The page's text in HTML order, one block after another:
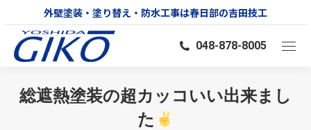
外壁塗装・塗り替え・防水工事は春日部の吉田技工
048-878-8005
総遮熱塗装の超カッコいい出来まし
た